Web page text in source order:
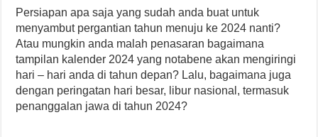
Persiapan apa saja yang sudah anda buat untuk
menyambut pergantian tahun menuju ke 2024 nanti?
Atau mungkin anda malah penasaran bagaimana
tampilan kalender 2024 yang notabene akan mengiringi
hari – hari anda di tahun depan? Lalu, bagaimana juga
dengan peringatan hari besar, libur nasional, termasuk
penanggalan jawa di tahun 2024?